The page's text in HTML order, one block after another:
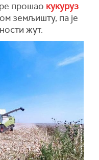
прошао кукуруз
земљишту, па је
жут.